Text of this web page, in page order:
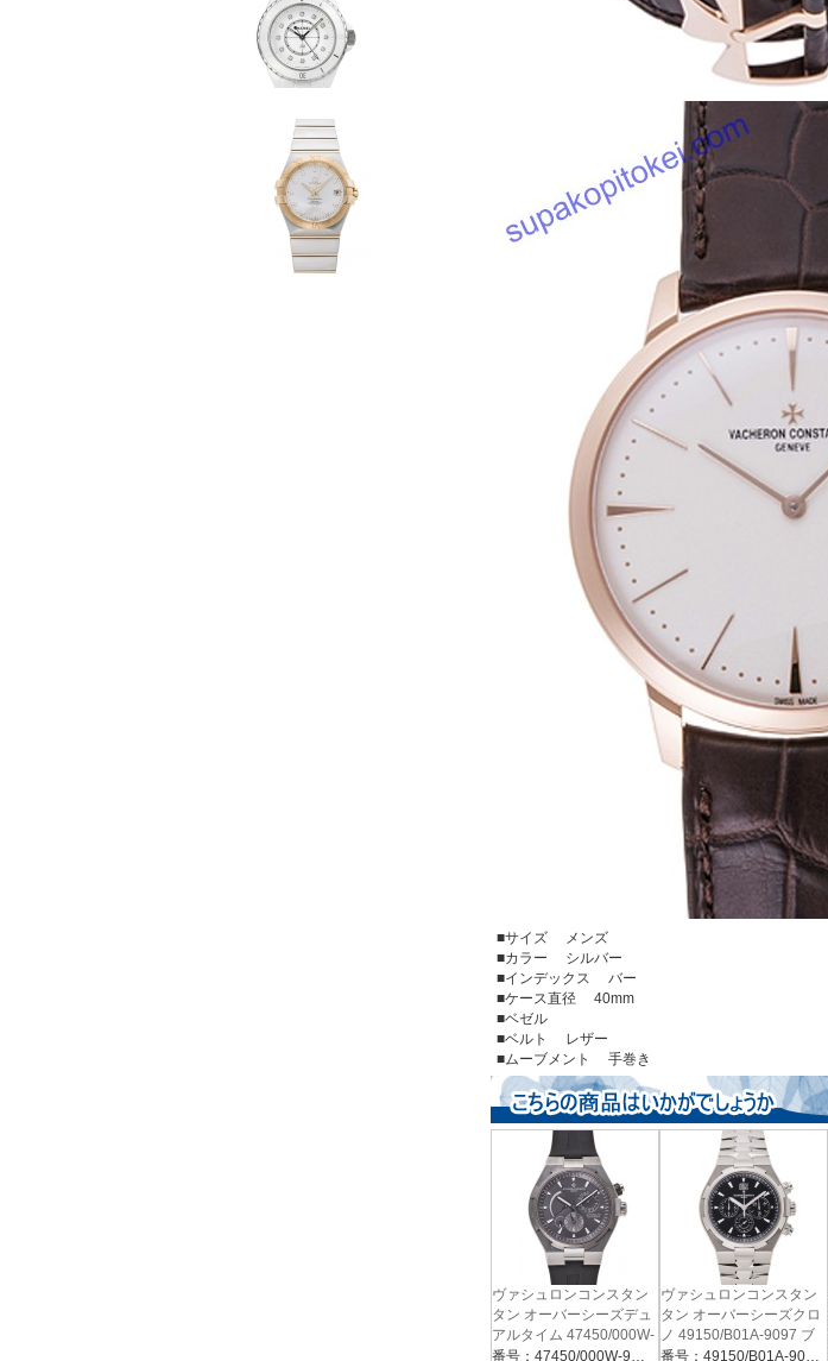
■サイズ メンズ
■カラー シルバー
■インデックス バー
■ケース直径 40mm
■ベゼル
■ベルト レザー
■ムーブメント 手巻き
ヴァシュロンコンスタン
タン オーバーシーズデュ
アルタイム 47450/000W-
9511 グレー
番号：47450/000W-9511
ヴァシュロンコンスタン
タン オーバーシーズクロ
ノ 49150/B01A-9097 ブ
ラック
番号：49150/B01A-9097